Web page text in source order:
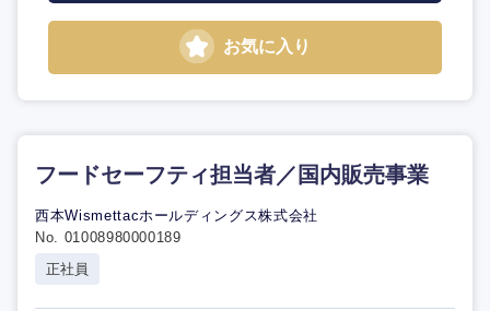
お気に入り
フードセーフティ担当者／国内販売事業
西本Wismettacホールディングス株式会社
No. 01008980000189
正社員